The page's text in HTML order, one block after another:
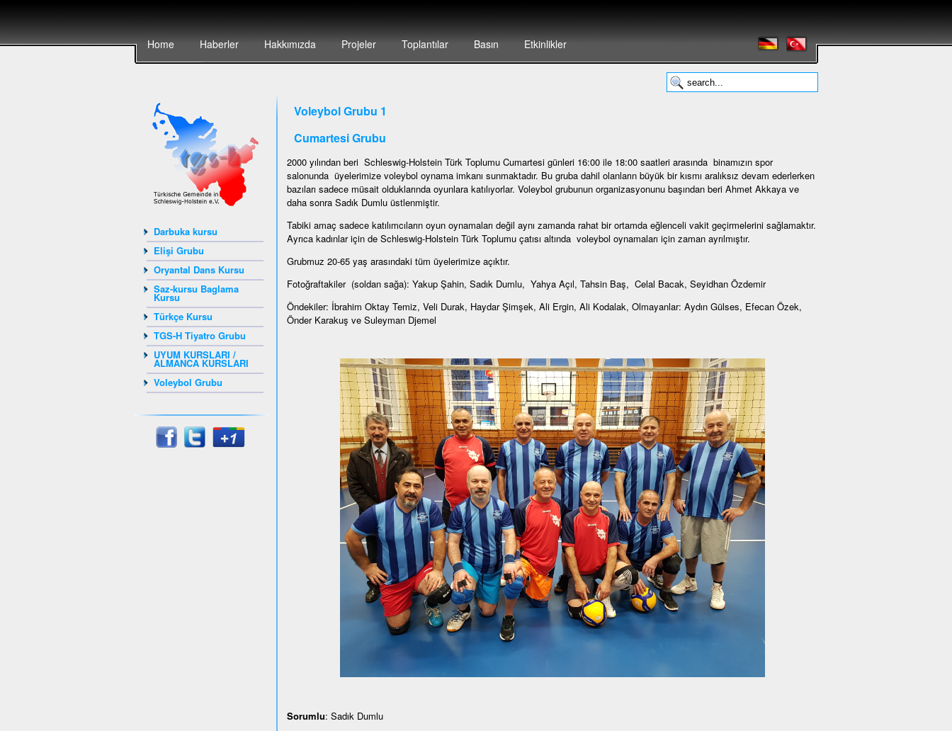
Home Haberler Hakkımızda Projeler Toplantılar Basın Etkinlikler
Darbuka kursu
Elişi Grubu
Oryantal Dans Kursu
Saz-kursu Baglama
Kursu
Türkçe Kursu
TGS-H Tiyatro Grubu
UYUM KURSLARI /
ALMANCA KURSLARI
Voleybol Grubu
Voleybol Grubu 1
Cumartesi Grubu
2000 yılından beri Schleswig-Holstein Türk Toplumu Cumartesi günleri 16:00 ile 18:00 saatleri arasında binamızın spor
salonunda üyelerimize voleybol oynama imkanı sunmaktadır. Bu gruba dahil olanların büyük bir kısmı aralıksız devam ederlerken
bazıları sadece müsait olduklarında oyunlara katılıyorlar. Voleybol grubunun organizasyonunu başından beri Ahmet Akkaya ve
daha sonra Sadık Dumlu üstlenmiştir.
Tabiki amaç sadece katılımcıların oyun oynamaları değil aynı zamanda rahat bir ortamda eğlenceli vakit geçirmelerini sağlamaktır.
Ayrıca kadınlar için de Schleswig-Holstein Türk Toplumu çatısı altında voleybol oynamaları için zaman ayrılmıştır.
Grubmuz 20-65 yaş arasındaki tüm üyelerimize açıktır.
Fotoğraftakiler (soldan sağa): Yakup Şahin, Sadık Dumlu, Yahya Açıl, Tahsin Baş, Celal Bacak, Seyidhan Özdemir
Öndekiler: İbrahim Oktay Temiz, Veli Durak, Haydar Şimşek, Ali Ergin, Ali Kodalak, Olmayanlar: Aydın Gülses, Efecan Özek,
Önder Karakuş ve Suleyman Djemel
Sorumlu: Sadık Dumlu